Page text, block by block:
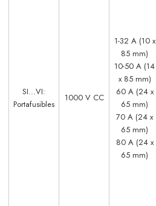
SI...VI:
Portafusibles
1000 V CC
1-32 A (10 x
85 mm)
10-50 A (14
x 85 mm)
60 A (24 x
65 mm)
70 A (24 x
65 mm)
80 A (24 x
65 mm)